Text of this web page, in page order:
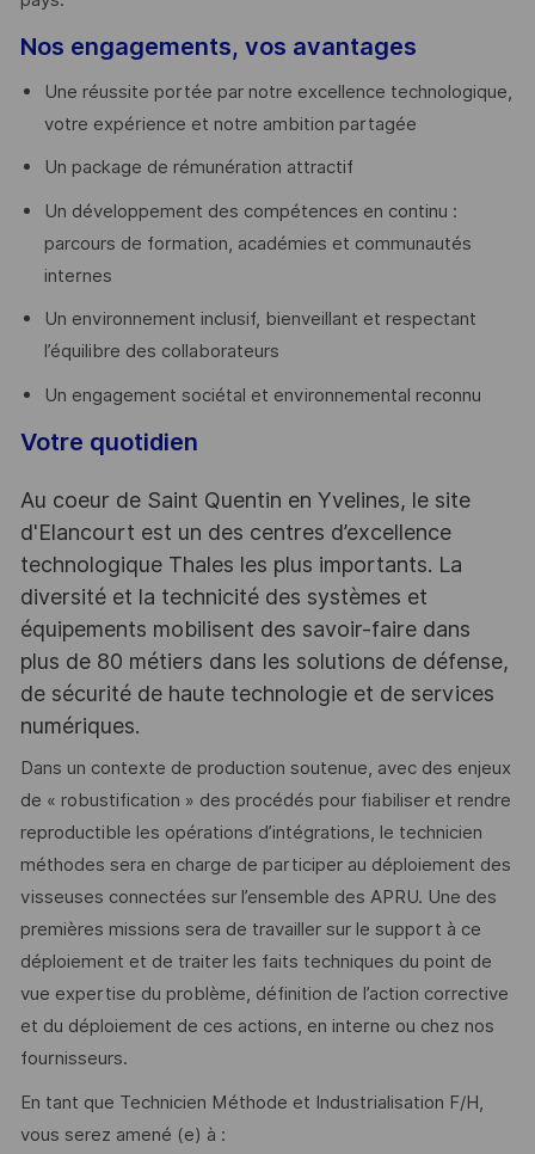
Nos engagements, vos avantages
Une réussite portée par notre excellence technologique,
votre expérience et notre ambition partagée
Un package de rémunération attractif
Un développement des compétences en continu :
parcours de formation, académies et communautés
internes
Un environnement inclusif, bienveillant et respectant
l’équilibre des collaborateurs
Un engagement sociétal et environnemental reconnu
Votre quotidien
Au coeur de Saint Quentin en Yvelines, le site
d'Elancourt est un des centres d’excellence
technologique Thales les plus importants. La
diversité et la technicité des systèmes et
équipements mobilisent des savoir-faire dans
plus de 80 métiers dans les solutions de défense,
de sécurité de haute technologie et de services
numériques.
Dans un contexte de production soutenue, avec des enjeux
de « robustification » des procédés pour fiabiliser et rendre
reproductible les opérations d’intégrations, le technicien
méthodes sera en charge de participer au déploiement des
visseuses connectées sur l’ensemble des APRU. Une des
premières missions sera de travailler sur le support à ce
déploiement et de traiter les faits techniques du point de
vue expertise du problème, définition de l’action corrective
et du déploiement de ces actions, en interne ou chez nos
fournisseurs.
En tant que Technicien Méthode et Industrialisation F/H,
vous serez amené (e) à :